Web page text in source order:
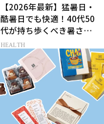
【2026年最新】猛暑日・
酷暑日でも快適！40代50
代が持ち歩くべき暑さ対
策グッズ
HEALTH